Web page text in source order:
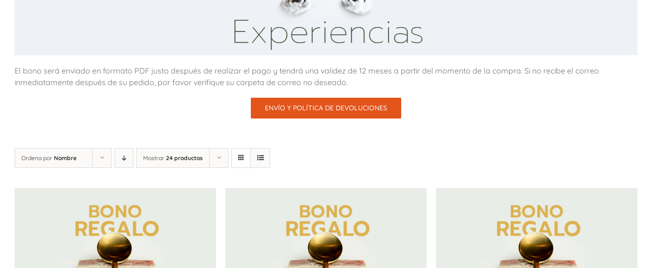
El bono será enviado en formato PDF justo después de realizar el pago y tendrá una validez de 12 meses a partir del momento de la compra. Si no recibe el correo
inmediatamente después de su pedido, por favor verifique su carpeta de correo no deseado.
ENVÍO Y POLÍTICA DE DEVOLUCIONES
Ordena por Nombre Mostrar 24 productos
SELECCIONAR IMPORTE SELECCIONAR IMPORTE